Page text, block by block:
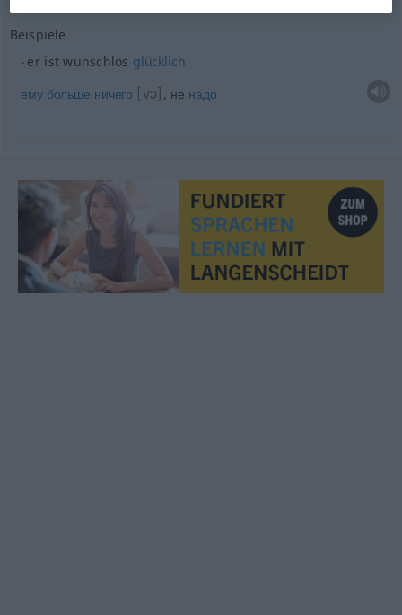
Beispiele
er ist wunschlos glücklich
ему больше ничего [vɔ] , не надо